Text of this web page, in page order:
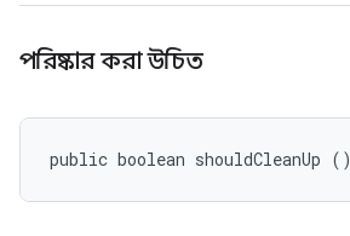
পরিষ্কার করা উচিত
public boolean shouldCleanUp ()